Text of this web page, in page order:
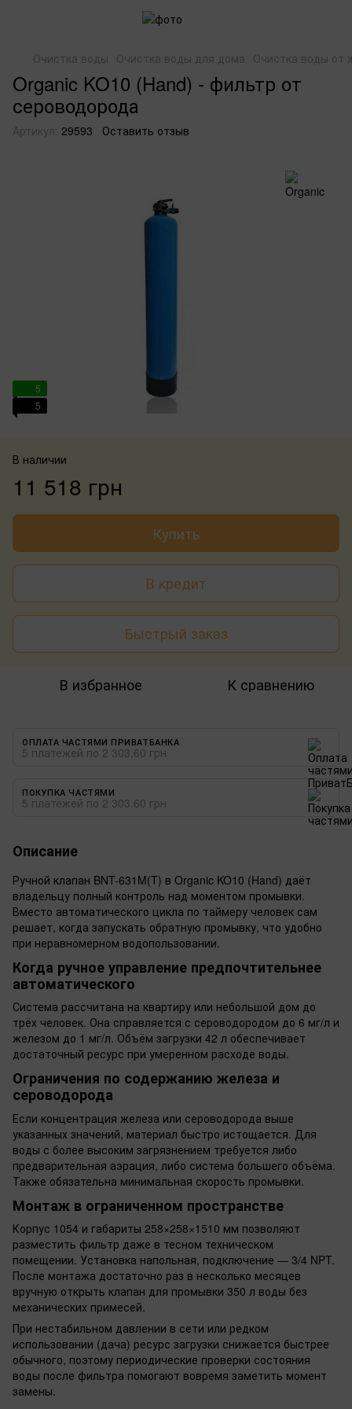
Очистка воды Очистка воды для дома Очистка воды от
Organic KO10 (Hand) - фильтр от
сероводорода
Артикул: 29593 Оставить отзыв
5
5
В наличии
11 518 грн
Купить
В кредит
Быстрый заказ
В избранное К сравнению
ОПЛАТА ЧАСТЯМИ ПРИВАТБАНКА
5 платежей по 2 303.60 грн
ПОКУПКА ЧАСТЯМИ
5 платежей по 2 303.60 грн
Описание
Ручной клапан BNT-631M(T) в Organic KO10 (Hand) даёт
владельцу полный контроль над моментом промывки.
Вместо автоматического цикла по таймеру человек сам
решает, когда запускать обратную промывку, что удобно
при неравномерном водопользовании.
Когда ручное управление предпочтительнее
автоматического
Система рассчитана на квартиру или небольшой дом до
трёх человек. Она справляется с сероводородом до 6 мг/л и
железом до 1 мг/л. Объём загрузки 42 л обеспечивает
достаточный ресурс при умеренном расходе воды.
Ограничения по содержанию железа и
сероводорода
Если концентрация железа или сероводорода выше
указанных значений, материал быстро истощается. Для
воды с более высоким загрязнением требуется либо
предварительная аэрация, либо система большего объёма.
Также обязательна минимальная скорость промывки.
Монтаж в ограниченном пространстве
Корпус 1054 и габариты 258×258×1510 мм позволяют
разместить фильтр даже в тесном техническом
помещении. Установка напольная, подключение — 3/4 NPT.
После монтажа достаточно раз в несколько месяцев
вручную открыть клапан для промывки 350 л воды без
механических примесей.
При нестабильном давлении в сети или редком
использовании (дача) ресурс загрузки снижается быстрее
обычного, поэтому периодические проверки состояния
воды после фильтра помогают вовремя заметить момент
замены.